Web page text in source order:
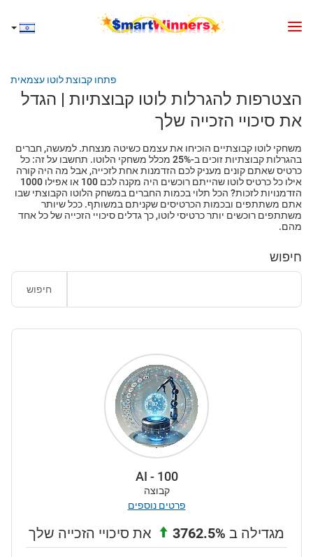
הצטרפות להגרלות לוטו קבוצתיות | הגדל
את סיכויי הזכייה שלך
משחקי לוטו קבוצתיים הוכיחו את עצמם כשיטה מנצחת. למעשה, חברים
בהגרלות קבוצתיות זוכים ב-25% מכלל משחקי הלוטו. תחשבו על זה: כל
כרטיס שאתם קונים מעניק לכם הזדמנות אחת לזכייה, אבל מה היה קורה
אילו כל כרטיס לוטו שהייתם רוכשים היה מקנה לכם 100 או אפילו 1000
הזדמנויות לזכות? הכל תלוי בכמות החברים במשחק הלוטו הקבוצתי שבו
אתם משתתפים ובכמות הכרטיסים שקניתם במשותף. ככל שיותר
משתתפים רוכשים יותר כרטיסי לוטו, כך גדלים סיכויי הזכייה של כל אחד
מהם.
פתחו קבוצת לוטו עצמאית
חיפוש
חיפוש
AI - 100
קבוצה
פרטים נוספים
מגדילה ב את סיכויי הזכייה שלך